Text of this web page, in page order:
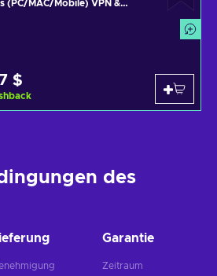
(PC/MAC/Mobile) VPN &
Software Subscription
$
des
Garantie
Zeitraum